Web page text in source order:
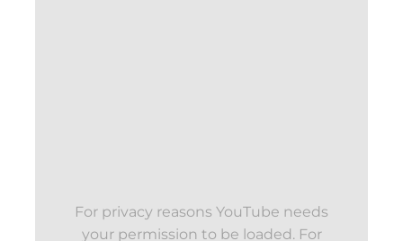
For privacy reasons YouTube needs
your permission to be loaded. For